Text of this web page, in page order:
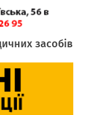
засобів